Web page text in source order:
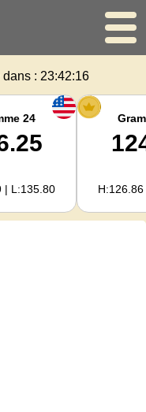
: 23:42:15
24
| L:135.80